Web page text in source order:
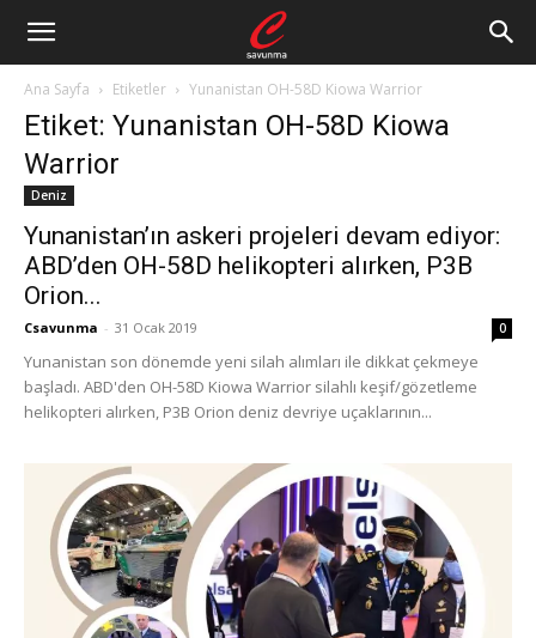
Ana Sayfa Etiketler Yunanistan OH-58D Kiowa Warrior
Etiket: Yunanistan OH-58D Kiowa
Warrior
Deniz
Yunanistan’ın askeri projeleri devam ediyor:
ABD’den OH-58D helikopteri alırken, P3B
Orion...
Csavunma - 31 Ocak 2019 0
Yunanistan son dönemde yeni silah alımları ile dikkat çekmeye
başladı. ABD'den OH-58D Kiowa Warrior silahlı keşif/gözetleme
helikopteri alırken, P3B Orion deniz devriye uçaklarının...